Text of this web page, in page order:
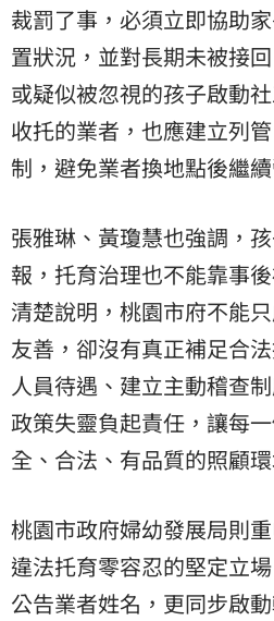
裁罰了事，必須立即協助
置狀況，並對長期未被接
或疑似被忽視的孩子啟動
收托的業者，也應建立列
制，避免業者換地點後繼續
張雅琳、黃瓊慧也強調，
報，托育治理也不能靠事
清楚說明，桃園市府不能
友善，卻沒有真正補足合
人員待遇、建立主動稽查
政策失靈負起責任，讓每
全、合法、有品質的照顧環
桃園市政府婦幼發展局則
違法托育零容忍的堅定立
公告業者姓名，更同步啟